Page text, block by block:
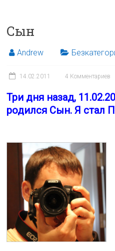
Сын
Andrew
14.02.2011 4 Комментариев
Три дня назад,
родился Сын. Я стал